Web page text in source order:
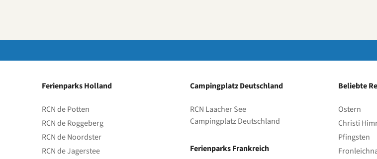
Ferienparks Holland
RCN de Potten
RCN de Roggeberg
RCN de Noordster
RCN de Jagerstee
Campingplatz Deutschland
RCN Laacher See
Campingplatz Deutschland
Ferienparks Frankreich
Beliebte
Ostern
Christi
Pfingsten